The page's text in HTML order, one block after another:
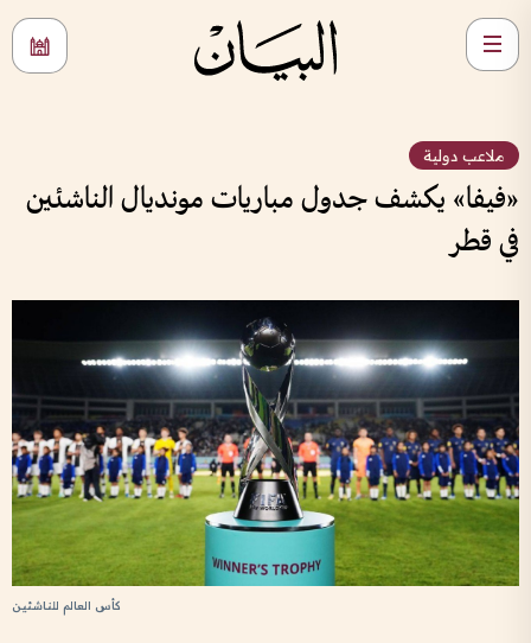
ملاعب دولية
«فيفا» يكشف جدول مباريات مونديال الناشئين
في قطر
كأس العالم للناشئين